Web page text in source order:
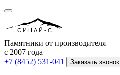
СИНАЙ-С
Памятники от производителя
с 2007 года
+7 (8452) 531-041
Заказать звонок